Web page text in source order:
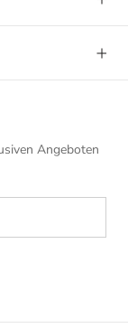
Angeboten